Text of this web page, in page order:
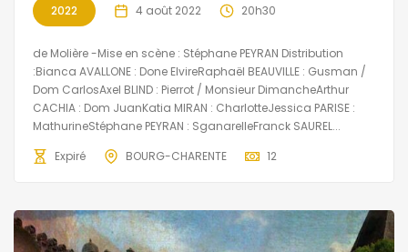
2022 4 août 2022 20h30
de Molière -Mise en scène : Stéphane PEYRAN Distribution
:Bianca AVALLONE : Done ElvireRaphaël BEAUVILLE : Gusman /
Dom CarlosAxel BLIND : Pierrot / Monsieur DimancheArthur
CACHIA : Dom JuanKatia MIRAN : CharlotteJessica PARISE :
MathurineStéphane PEYRAN : SganarelleFranck SAUREL...
Expiré
BOURG-CHARENTE 12